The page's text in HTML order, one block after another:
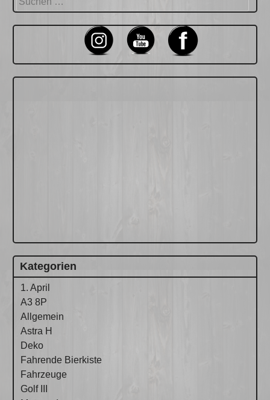
nach:
Kategorien
1. April
A3 8P
Allgemein
Astra H
Deko
Fahrende Bierkiste
Fahrzeuge
Golf III